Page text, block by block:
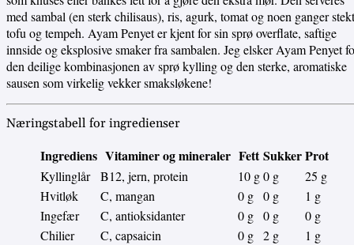
med sambal (en sterk chilisaus), ris, agurk, tomat og noen ganger stekt
tofu og tempeh. Ayam Penyet er kjent for sin sprø overflate, saftige
innside og eksplosive smaker fra sambalen. Jeg elsker Ayam Penyet
den deilige kombinasjonen av sprø kylling og den sterke, aromatiske
sausen som virkelig vekker smaksløkene!
Næringstabell for ingredienser
Ingrediens Vitaminer og mineraler Fett Sukker
Kyllinglår B12, jern, protein 10 g0 g
25 g
Hvitløk
C, mangan 0 g 0 g
1 g
Ingefær
C, antioksidanter 0 g 0 g
0 g
Chilier
C, capsaicin 0 g 2 g
1 g